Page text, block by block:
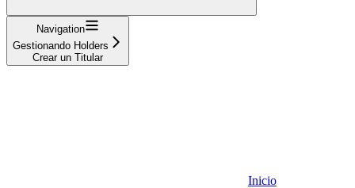
Navigation
Gestionando Holders
Crear un Titular
Inicio